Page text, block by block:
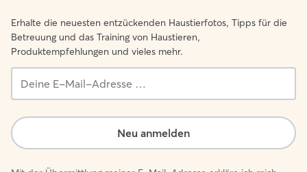
Erhalte die neuesten entzückenden Haustierfotos, Tipps für die
Betreuung und das Training von Haustieren,
Produktempfehlungen und vieles mehr.
E-
Adresse …
Neu anmelden